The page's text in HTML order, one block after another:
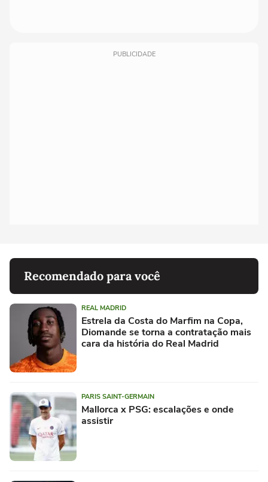
PUBLICIDADE
Recomendado para você
REAL MADRID
Estrela da Costa do Marfim na Copa,
Diomande se torna a contratação mais
cara da história do Real Madrid
PARIS SAINT-GERMAIN
Mallorca x PSG: escalações e onde
assistir